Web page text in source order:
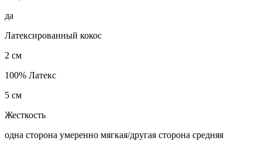
да
Латексированный кокос
2 см
100% Латекс
5 см
Жесткость
одна сторона умеренно мягкая/другая сторона средняя